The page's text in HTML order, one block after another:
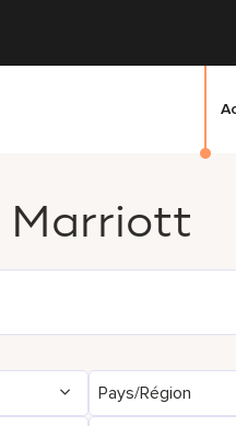
Marriott
Pays/Région